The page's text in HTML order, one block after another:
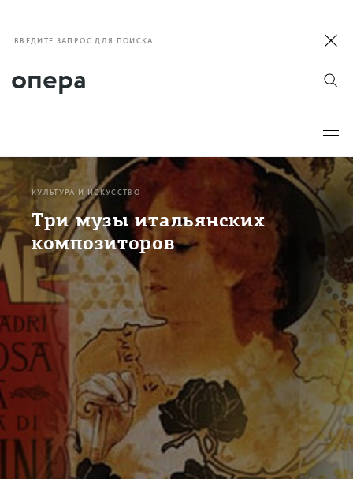
ВВЕДИТЕ ЗАПРОС ДЛЯ ПОИСКА
КУЛЬТУРА И ИСКУССТВО
Три музы итальянских
композиторов